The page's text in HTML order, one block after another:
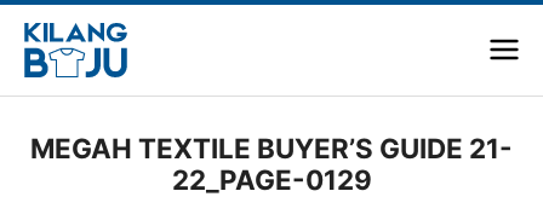
MEGAH TEXTILE BUYER’S GUIDE 21-
22_PAGE-0129